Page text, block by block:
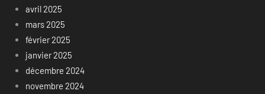
avril 2025
mars 2025
février 2025
janvier 2025
décembre 2024
novembre 2024